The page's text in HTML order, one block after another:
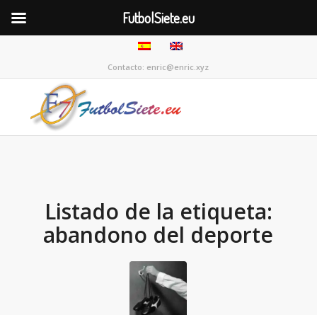
Contacto: enric@enric.xyz
Listado de la etiqueta:
abandono del deporte
FutbolSiete.eu